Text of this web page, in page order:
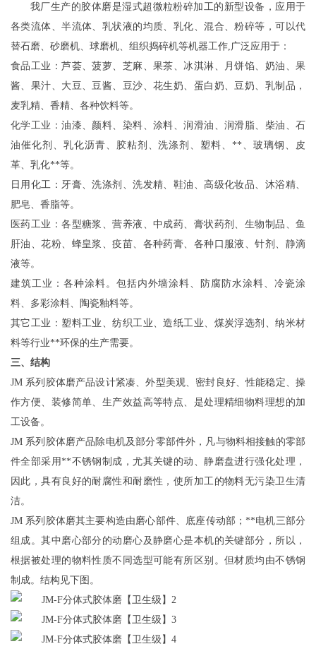
我厂生产的胶体磨是湿式超微粒粉碎加工的新型设备，应用于
各类流体、半流体、乳状液的均质、乳化、混合、粉碎等，可以代
替石磨、砂磨机、球磨机、组织捣碎机等机器工作 广泛应用于：
食品工业：芦荟、菠萝 、芝麻、果茶、冰淇淋、月饼馅、奶油、果
酱、果汁、大豆、豆酱、豆沙、花生奶、蛋白奶、豆奶、乳制品，
麦乳精、香精、各种饮料等。
化学工业：油漆、颜料、染料、涂料、润滑油、润滑脂、柴油、石
油催化剂、乳化沥青、胶粘剂、洗涤剂、塑料、**、玻璃钢、皮
革、乳化**等。
日用化工：牙膏、洗涤剂、洗发精、鞋油、高级化妆品、沐浴精、
肥皂、香脂等。
医药工业：各型糖浆、营养液、中成药、膏状药剂、生物制品、鱼
肝油、花粉、蜂皇浆、疫苗、各种药膏、各种口服液、针剂、静滴
液等。
建筑工业：各种涂料。包括内外墙涂料、防腐防水涂料、冷瓷涂
料、多彩涂料、陶瓷釉料等。
其它工业：塑料工业、纺织工业、造纸工业、煤炭浮选剂、纳米材
料等行业**环保的生产需要。
三、结构
JM 系列胶体磨产品设计紧凑、外型美观、密封良好、性能稳定、操
作方便、装修简单、生产效益高等特点、是处理精细物料理想的加
工设备。
JM 系列胶体磨产品除电机及部分零部件外，凡与物料相接触的零部
件全部采用**不锈钢制成，尤其关键的动、静磨盘进行强化处理，
因此，具有良好的耐腐性和耐磨性，使所加工的物料无污染卫生清
洁。
JM 系列胶体磨其主要构造由磨心部件、底座传动部；**电机三部分
组成。其中磨心部分的动磨心及静磨心是本机的关键部分，所以，
根据被处理的物料性质不同选型可能有所区别。但材质均由不锈钢
制成。结构见下图 。